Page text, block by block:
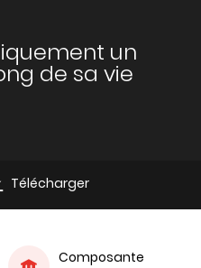
un
de sa vie
Télécharger
Composante